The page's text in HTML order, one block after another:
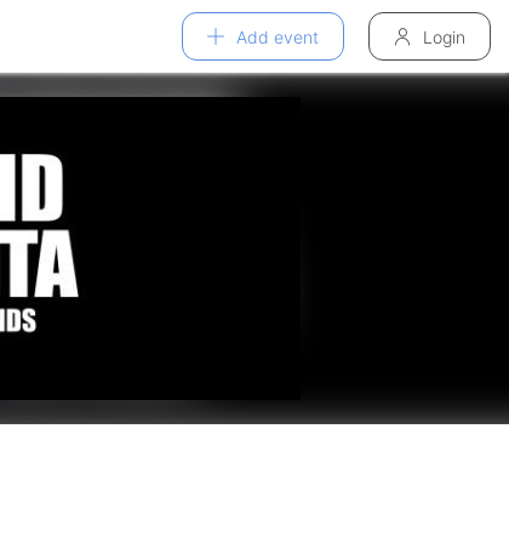
Add event Login